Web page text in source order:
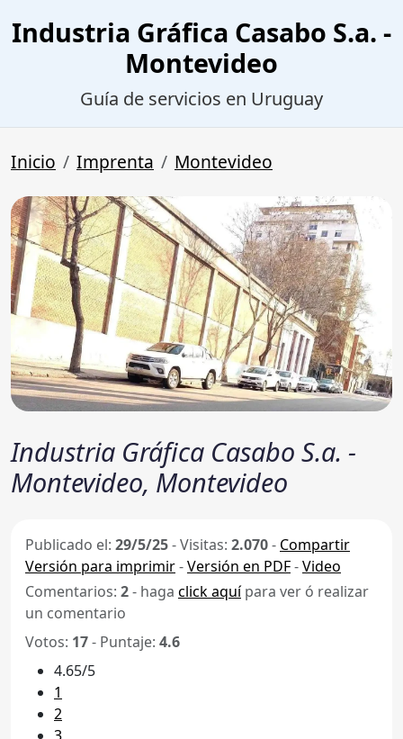
Industria Gráfica Casabo S.a. -
Montevideo
Guía de servicios en Uruguay
Inicio Imprenta Montevideo
Industria Gráfica Casabo S.a. -
Montevideo, Montevideo
Publicado el: 29/5/25-Visitas: 2.070- Compartir
Versión para imprimir-Versión en PDF-Video
Comentarios: 2- haga click aquípara ver ó realizar
un comentario
Votos: 17- Puntaje: 4.6
4.65/5
1
2
3